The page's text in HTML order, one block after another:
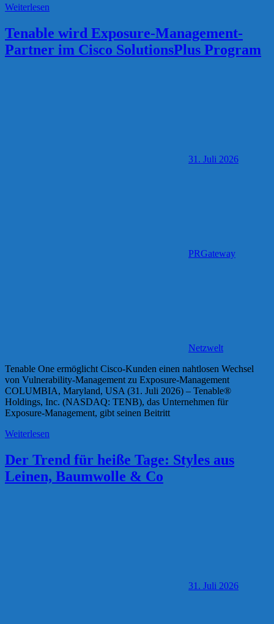
Weiterlesen
Tenable wird Exposure-Management-
Partner im Cisco SolutionsPlus Program
31. Juli 2026
PRGateway
Netzwelt
Tenable One ermöglicht Cisco-Kunden einen nahtlosen Wechsel
von Vulnerability-Management zu Exposure-Management
COLUMBIA, Maryland, USA (31. Juli 2026) – Tenable®
Holdings, Inc. (NASDAQ: TENB), das Unternehmen für
Exposure-Management, gibt seinen Beitritt
Weiterlesen
Der Trend für heiße Tage: Styles aus
Leinen, Baumwolle & Co
31. Juli 2026